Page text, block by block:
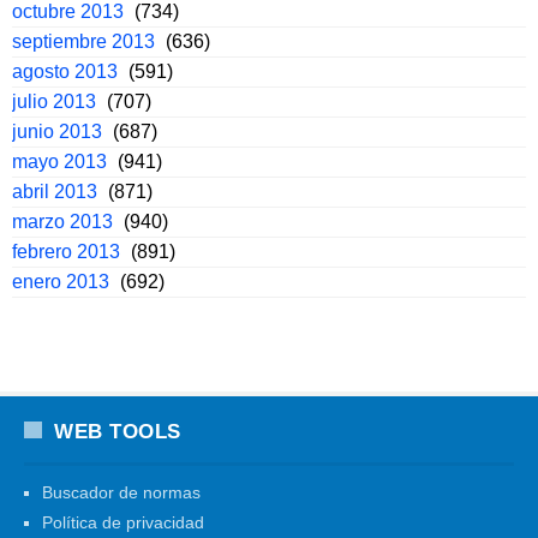
octubre 2013 (734)
septiembre 2013 (636)
agosto 2013 (591)
julio 2013 (707)
junio 2013 (687)
mayo 2013 (941)
abril 2013 (871)
marzo 2013 (940)
febrero 2013 (891)
enero 2013 (692)
WEB TOOLS
Buscador de normas
Política de privacidad